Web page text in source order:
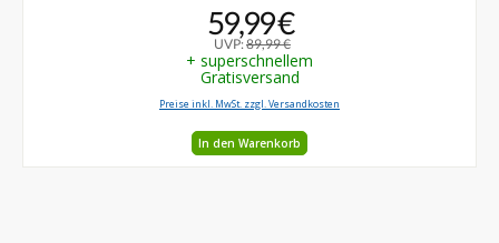
59,99 €
UVP: 89,99 €
+ superschnellem
Gratisversand
Preise inkl. MwSt. zzgl. Versandkosten
In den Warenkorb